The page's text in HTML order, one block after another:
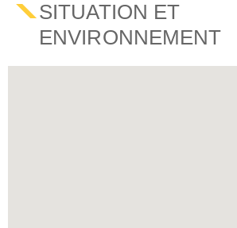
SITUATION ET
ENVIRONNEMENT